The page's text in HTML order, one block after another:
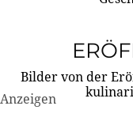
Bilder von der
Anzeigen